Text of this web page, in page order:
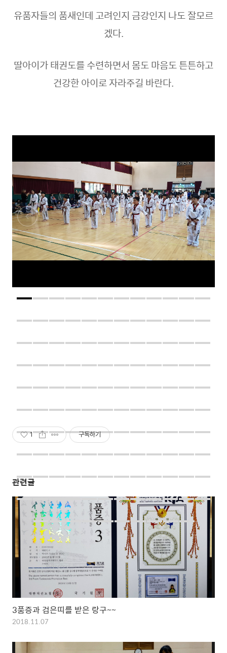
유품자들의 품새인데 고려인지 금강인지 나도 잘모르
겠다.
딸아이가 태권도를 수련하면서 몸도 마음도 튼튼하고
건강한 아이로 자라주길 바란다.
1 구독하기
관련글
3품증과 검은띠를 받은 랑구~~
2018.11.07